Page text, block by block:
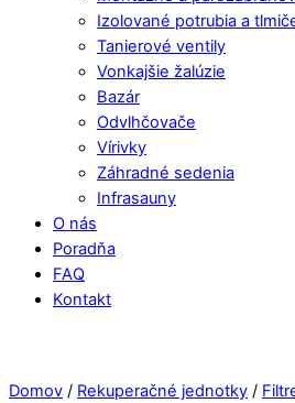
Izolované potrubia a
Tanierové ventily
Vonkajšie žalúzie
Bazár
Odvlhčovače
Vírivky
Záhradné sedenia
Infrasauny
O nás
Poradňa
FAQ
Kontakt
Domov / Rekuperačné jednotky /